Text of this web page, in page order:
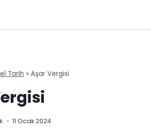
Tarih »Aşar Vergisi
11 Ocak 2024